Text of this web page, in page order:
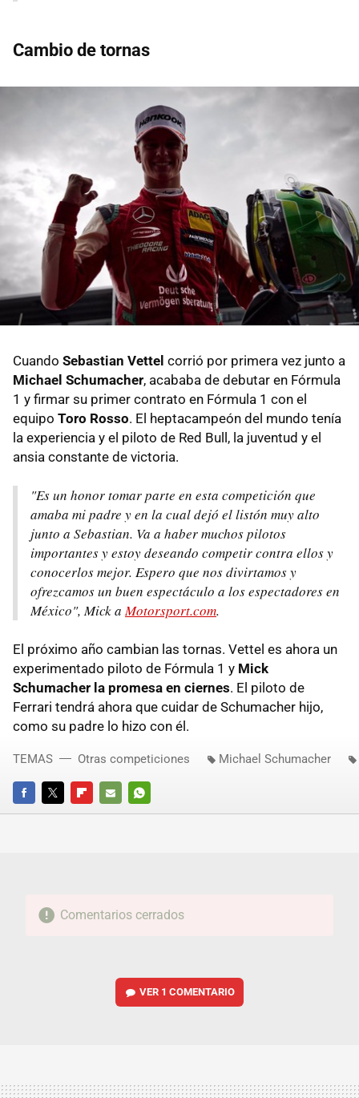
Cambio de tornas
Cuando Sebastian Vettel corrió por primera vez junto a
Michael Schumacher, acababa de debutar en Fórmula
1 y firmar su primer contrato en Fórmula 1 con el
equipo Toro Rosso. El heptacampeón del mundo tenía
la experiencia y el piloto de Red Bull, la juventud y el
ansia constante de victoria.
"Es un honor tomar parte en esta competición que
amaba mi padre y en la cual dejó el listón muy alto
junto a Sebastian. Va a haber muchos pilotos
importantes y estoy deseando competir contra ellos y
conocerlos mejor. Espero que nos divirtamos y
ofrezcamos un buen espectáculo a los espectadores en
México", Mick aMotorsport.com.
El próximo año cambian las tornas. Vettel es ahora un
experimentado piloto de Fórmula 1 y Mick
Schumacher la promesa en ciernes. El piloto de
Ferrari tendrá ahora que cuidar de Schumacher hijo,
como su padre lo hizo con él.
FACEBOOKTWITTERFLIPBOARD
E-
WHATSAPP
TEMAS Otras competiciones Michael Schumacher
Comentarios cerrados
VER 1 COMENTARIO